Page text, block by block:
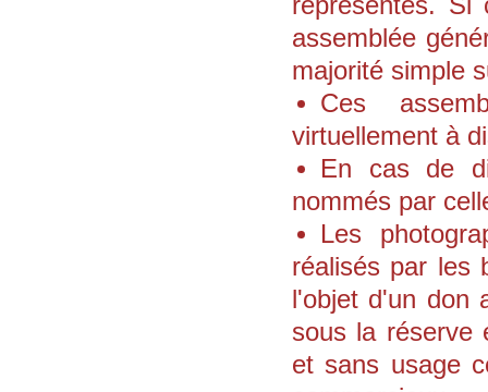
assemblée
majorité simple
Ces
virtuellement à
En cas de
nommés par
Les
réalisés par les
l'objet d'un don
sous la réserve
et sans usage